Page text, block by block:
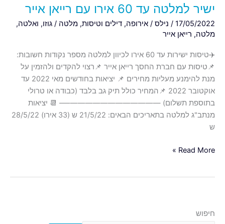
ישיר למלטה עד 60 אירו עם רייאן אייר
17/05/2022
/ נילס / אירופה, דילים וטיסות, מלטה / גוזו, ואלטה,
מלטה, רייאן אייר
✈️טיסות ישירות עד 60 אירו לכיוון למלטה מספר נקודות חשובות:
📌טיסות עם חברת החסך רייאן אייר 📌רצוי להקדים ולהזמין על
מנת להימנע מעליות מחירים 📌 יציאות בחודשים מאי 2022 עד
אוקטובר 2022 📌המחיר כולל תיק גב בלבד (כבודה או טרולי
בתוספת תשלום) —————————————– 📆 יציאות
מנתב"ג למלטה בתאריכים הבאים: 21/5/22 ש (33 אירו) 28/5/22
ש
Read More »
חיפוש